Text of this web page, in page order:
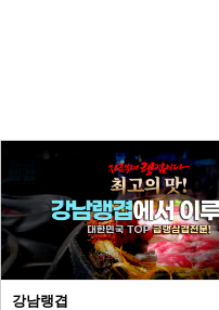
강남랭겹